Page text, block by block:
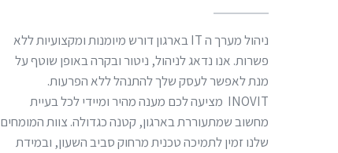
ניהול מערך ה IT בארגון דורש מיומנות ומקצועיות ללא
פשרות. אנו נדאג לניהול, ניטור ובקרה באופן שוטף על
מנת לאפשר לעסק שלך להתנהל ללא הפרעות.
INOVIT מציעה לכם מענה מהיר ומיידי לכל בעיית
מחשוב שמתעוררת בארגון, קטנה כגדולה. צוות המומחים
שלנו זמין לתמיכה טכנית מרחוק סביב השעון, ובמידת